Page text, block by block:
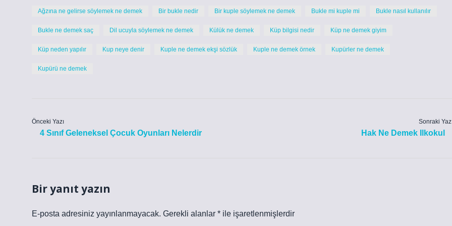
Ağzına ne gelirse söylemek ne demek Bir bukle nedir Bir kuple söylemek ne demek Bukle mi kuple mi Bukle nasıl kullanılır
Bukle ne demek saç Dil ucuyla söylemek ne demek Külük ne demek Küp bilgisi nedir Küp ne demek giyim
Küp neden yapılır Kup neye denir Kuple ne demek ekşi sözlük Kuple ne demek örnek Kupürler ne demek
Kupürü ne demek
Önceki Yazı
4 Sınıf Geleneksel Çocuk Oyunları Nelerdir
Sonraki
Hak Ne Demek Ilkokul
Bir yanıt yazın
E-posta adresiniz yayınlanmayacak. Gerekli alanlar * ile işaretlenmişlerdir